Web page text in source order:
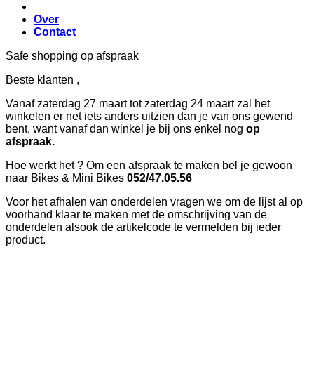
Over
Contact
Safe shopping op afspraak
Beste klanten ,
Vanaf zaterdag 27 maart tot zaterdag 24 maart zal het
winkelen er net iets anders uitzien dan je van ons gewend
bent, want vanaf dan winkel je bij ons enkel nog op
afspraak.
Hoe werkt het ? Om een afspraak te maken bel je gewoon
naar Bikes & Mini Bikes 052/47.05.56
Voor het afhalen van onderdelen vragen we om de lijst al op
voorhand klaar te maken met de omschrijving van de
onderdelen alsook de artikelcode te vermelden bij ieder
product.